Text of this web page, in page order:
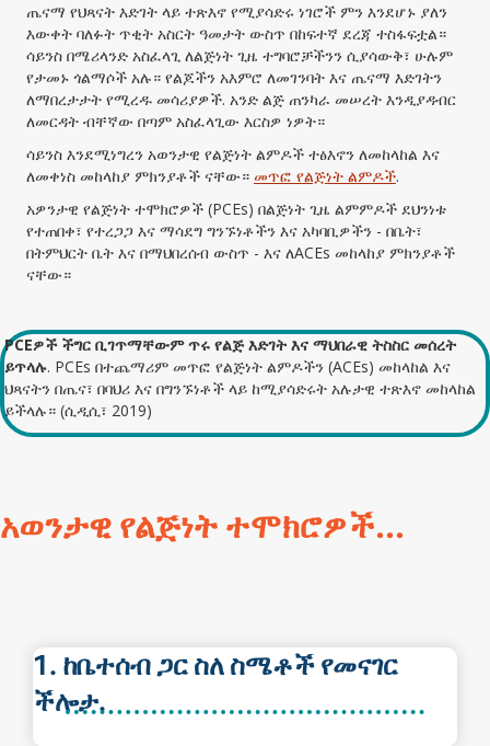
ጤናማ የህጻናት እድገት ላይ ተጽእኖ የሚያሳድሩ ነገሮች ምን እንደሆኑ ያለን
እውቀት ባለፉት ጥቂት አስርት ዓመታት ውስጥ በከፍተኛ ደረጃ ተስፋፍቷል።
ሳይንስ በሜሪላንድ አስፈላጊ ለልጅነት ጊዜ ተግባሮቻችንን ሲያሳውቅ፣ ሁሉም
የታመኑ ጎልማሶች አሉ። የልጆችን አእምሮ ለመገንባት እና ጤናማ እድገትን
ለማበረታታት የሚረዱ መሳሪያዎች. አንድ ልጅ ጠንካራ መሠረት እንዲያዳብር
ለመርዳት ብቸኛው በጣም አስፈላጊው እርስዎ ነዎት።
ሳይንስ እንደሚነግረን አወንታዊ የልጅነት ልምዶች ተፅእኖን ለመከላከል እና
ለመቀነስ መከላከያ ምክንያቶች ናቸው። መጥፎ የልጅነት ልምዶች.
አዎንታዊ የልጅነት ተሞክሮዎች (PCEs) በልጅነት ጊዜ ልምምዶች ደህንነቱ
የተጠበቀ፣ የተረጋጋ እና ማሳደግ ግንኙነቶችን እና አካባቢዎችን - በቤት፣
በትምህርት ቤት እና በማህበረሰብ ውስጥ - እና ለACEs መከላከያ ምክንያቶች
ናቸው።
PCEዎች ችግር ቢገጥማቸውም ጥሩ የልጅ እድገት እና ማህበራዊ ትስስር መሰረት
ይጥላሉ. PCEs በተጨማሪም መጥፎ የልጅነት ልምዶችን (ACEs) መከላከል እና
ህጻናትን በጤና፣ በባህሪ እና በግንኙነቶች ላይ ከሚያሳድሩት አሉታዊ ተጽእኖ መከላከል
ይችላሉ። (ሲዲሲ፣ 2019)
አወንታዊ የልጅነት ተሞክሮዎች...
1. ከቤተሰብ ጋር ስለ ስሜቶች የመናገር
ችሎታ.